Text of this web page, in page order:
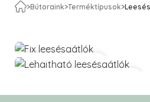
>Bútoraink>Terméktípusok>
Fix leesésgátlók